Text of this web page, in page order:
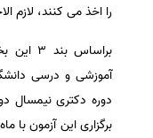
را اخذ می کنند، لازم
آموزشی و درسی
برگزاری این آزمون با